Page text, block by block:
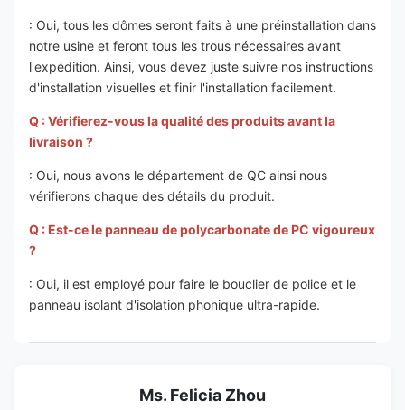
: Oui, tous les dômes seront faits à une préinstallation dans
notre usine et feront tous les trous nécessaires avant
l'expédition. Ainsi, vous devez juste suivre nos instructions
d'installation visuelles et finir l'installation facilement.
Q : Vérifierez-vous la qualité des produits avant la
livraison ?
: Oui, nous avons le département de QC ainsi nous
vérifierons chaque des détails du produit.
Q : Est-ce le panneau de polycarbonate de PC vigoureux
?
: Oui, il est employé pour faire le bouclier de police et le
panneau isolant d'isolation phonique ultra-rapide.
Ms. Felicia Zhou